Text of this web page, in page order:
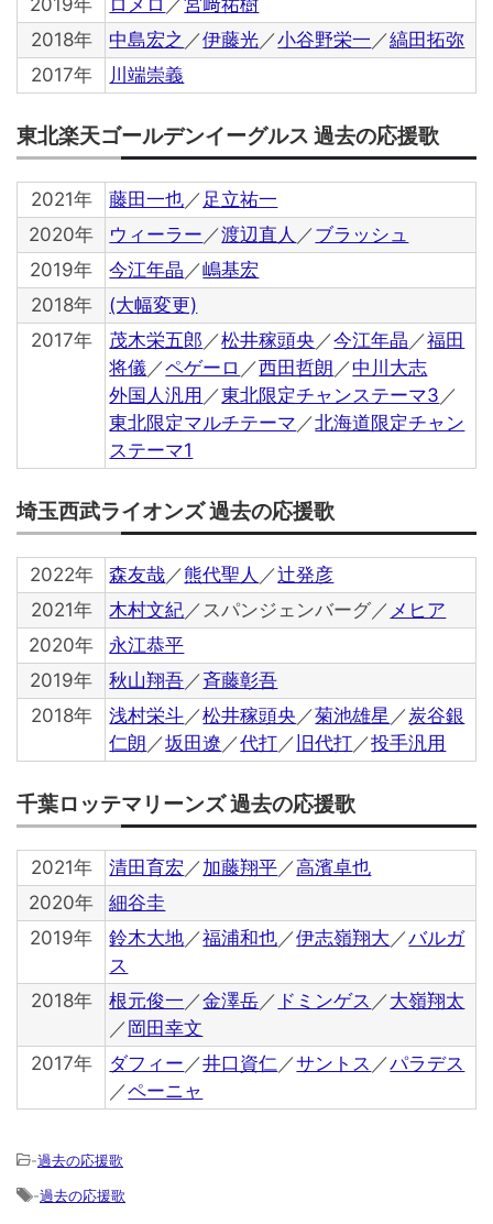
2018年
中島宏之 ／伊藤光 ／小谷野栄一 ／縞田拓弥
2017年
川端崇義
東北楽天ゴールデンイーグルス 過去の応援歌
2021年 藤田一也 ／ 足立祐一
2020年
ウィーラー ／渡辺直人 ／ブラッシュ
2019年
今江年晶 ／嶋基宏
2018年
(大幅変更)
2017年
茂木栄五郎 ／松井稼頭央 ／今江年晶 ／福田
将儀 ／ペゲーロ ／西田哲朗 ／中川大志
外国人汎用 ／東北限定チャンステーマ3 ／
東北限定マルチテーマ ／北海道限定チャン
ステーマ1
埼玉西武ライオンズ 過去の応援歌
2022年 森友哉 ／熊代聖人 ／辻発彦
2021年
木村文紀 ／スパンジェンバーグ／ メヒア
2020年
永江恭平
2019年
秋山翔吾 ／斉藤彰吾
2018年
浅村栄斗 ／松井稼頭央 ／菊池雄星 ／炭谷銀
仁朗 ／坂田遼 ／代打 ／ 旧代打 ／投手汎用
千葉ロッテマリーンズ 過去の応援歌
2021年 清田育宏 ／加藤翔平 ／高濱卓也
2020年
細谷圭
2019年
鈴木大地 ／福浦和也 ／伊志嶺翔大 ／バルガ
ス
2018年
根元俊一 ／金澤岳 ／ ドミンゲス ／大嶺翔太
／岡田幸文
2017年
ダフィー ／井口資仁 ／サントス ／パラデス
／ペーニャ
-過去の応援歌
-過去の応援歌